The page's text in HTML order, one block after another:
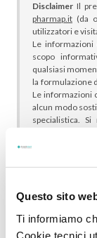
Questo sito
Ti informiamo
Cookie tecnici
Disclaimer Il
pharmap.it (da
utilizzatori e
Le informazioni
scopo
qualsiasi
la formulazione
Le informazioni
alcun modo
specialistica.
indicazione
medicinale è